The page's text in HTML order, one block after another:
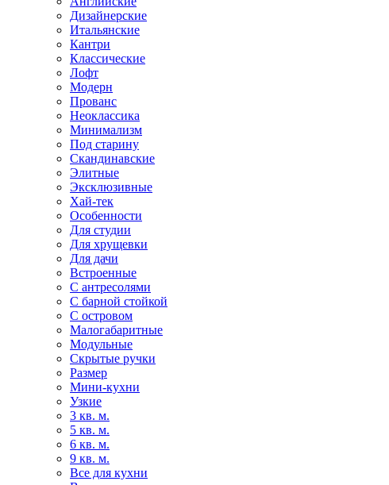
Дизайнерские
Итальянские
Кантри
Классические
Лофт
Модерн
Прованс
Неоклассика
Минимализм
Под старину
Скандинавские
Элитные
Эксклюзивные
Хай-тек
Особенности
Для студии
Для хрущевки
Для дачи
Встроенные
С антресолями
С барной стойкой
С островом
Малогабаритные
Модульные
Скрытые ручки
Размер
Мини-кухни
Узкие
3 кв. м.
5 кв. м.
6 кв. м.
9 кв. м.
Все для кухни